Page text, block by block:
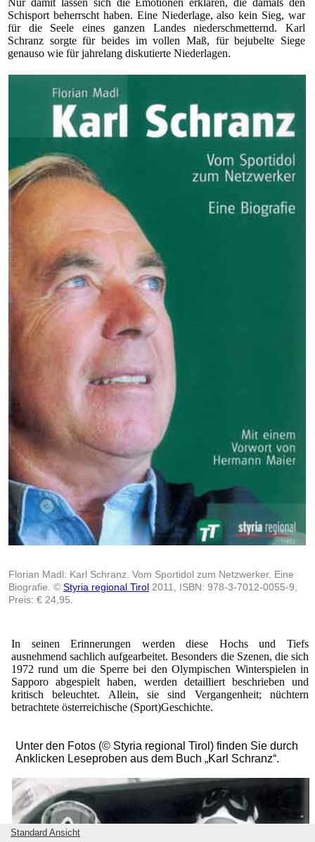
Nur damit lassen sich die Emotionen erklären, die damals den
Schisport beherrscht haben. Eine Niederlage, also kein Sieg, war
für die Seele eines ganzen Landes niederschmetternd. Karl
Schranz sorgte für beides im vollen Maß, für bejubelte Siege
genauso wie für jahrelang diskutierte Niederlagen.
Florian Madl: Karl Schranz. Vom Sportidol zum Netzwerker. Eine
Biografie. © Styria regional Tirol 2011, ISBN: 978-3-7012-0055-9,
Preis: € 24,95.
In seinen Erinnerungen werden diese Hochs und Tiefs
ausnehmend sachlich aufgearbeitet. Besonders die Szenen, die sich
1972 rund um die Sperre bei den Olympischen Winterspielen in
Sapporo abgespielt haben, werden detailliert beschrieben und
kritisch beleuchtet. Allein, sie sind Vergangenheit; nüchtern
betrachtete österreichische (Sport)Geschichte.
Unter den Fotos (© Styria regional Tirol) finden Sie durch
Anklicken Leseproben aus dem Buch „Karl Schranz“.
Standard Ansicht